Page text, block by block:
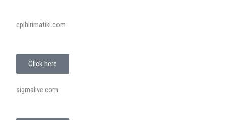
epihirimatiki.com
Click here
sigmalive.com